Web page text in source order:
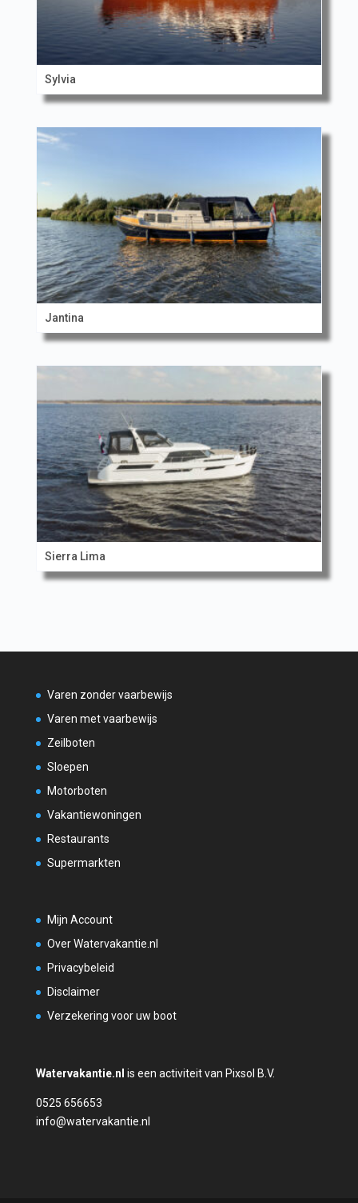
Sylvia
Jantina
Sierra Lima
Varen zonder vaarbewijs
Varen met vaarbewijs
Zeilboten
Sloepen
Motorboten
Vakantiewoningen
Restaurants
Supermarkten
Mijn Account
Over Watervakantie.nl
Privacybeleid
Disclaimer
Verzekering voor uw boot
Watervakantie.nl is een activiteit van Pixsol B.V.
0525 656653
info@watervakantie.nl